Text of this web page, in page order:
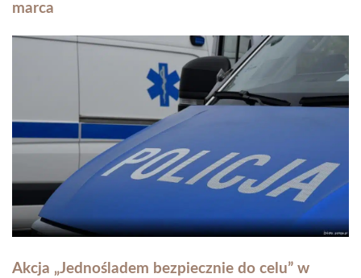
marca
Akcja „Jednośladem bezpiecznie do celu” w